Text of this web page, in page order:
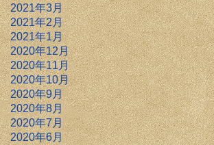
2021年3月
2021年2月
2021年1月
2020年12月
2020年11月
2020年10月
2020年9月
2020年8月
2020年7月
2020年6月